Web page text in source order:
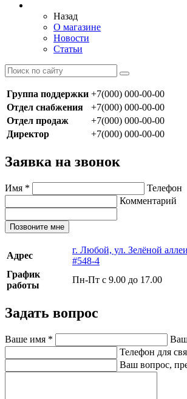
Назад
О магазине
Новости
Статьи
Группа поддержки +7(000) 000-00-00
Отдел снабжения
+7(000) 000-00-00
Отдел продаж
+7(000) 000-00-00
Директор
+7(000) 000-00-00
Заявка на звонок
Имя *
Телефон
Комментарий
Позвоните мне
Адрес
г. Любой, ул. Зелёной
#548-4
График
работы
Пн-Пт с 9.00 до 17.00
Задать вопрос
Ваше имя *
Телефон для
Ваш вопрос,